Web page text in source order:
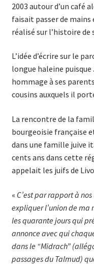
2003 autour d’un café
faisait passer de mains
réalisé sur l’histoire de
L’idée d’écrire sur le
longue haleine
hommage à ses
cousins auxquels il
La rencontre de la
bourgeoisie française
dans une famille juive
cents ans dans cette
appelait les juifs de
« C’est par rapport à
expliquer l’union de ma
les quarante jours qui
annonce avec qui
dans le “Midrach”
passages du Talmud)